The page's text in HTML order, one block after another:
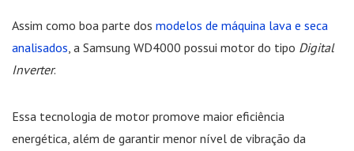
Assim como boa parte dos modelos de máquina lava e seca
analisados , a Samsung WD4000 possui motor do tipo Digital
Inverter.
Essa tecnologia de motor promove maior eficiência
energética, além de garantir menor nível de vibração da